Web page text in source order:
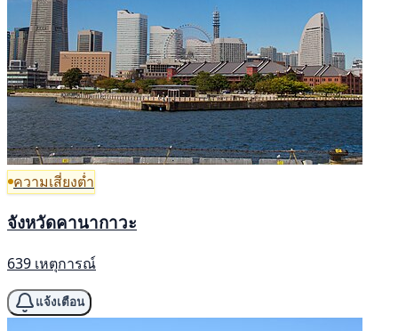
ความเสี่ยงต่ำ
จังหวัดคานากาวะ
639 เหตุการณ์
แจ้งเตือน